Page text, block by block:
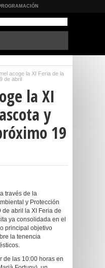
acoge la XI Feria de la
de abril
la XI
y
19
través de la
y Protección
abril la XI Feria de
ya consolidada en el
principal objetivo
la tenencia
de las 10:00 horas en